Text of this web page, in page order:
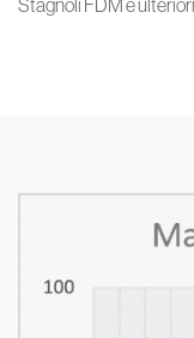
Stagnoli FDM è